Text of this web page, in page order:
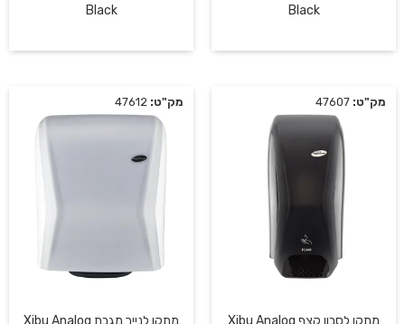
Black
Black
מק"ט:
מתקן לסבון קצף Xibu Analog
מק"ט:
מתקן לנייר מגבת Xibu Analog